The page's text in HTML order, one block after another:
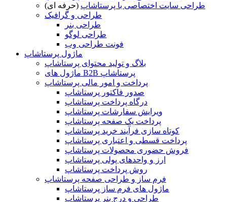
طراحی سایت اختصاصی با پرستاشاپ (حرفه ای)
طراحی و گرافیک
طراحی بنر
طراحی لوگو
فونت طراحی وب
ماژول پرستاشاپ
بلاگ و تولید محتوای پرستاشاپ
ماژول های B2B پرستاشاپ
پرداخت و امور مالی پرستاشاپ
صدور فاکتور پرستاشاپ
درگاه پرداخت پرستاشاپ
ویرایش سفارشات پرستاشاپ
پرداخت یک صفحه پرستاشاپ
کوتاه سازی فرآیند خرید پرستاشاپ
پرداخت قسطی و اعتباری پرستاشاپ
فروش حضوری محصولات پرستاشاپ
ارز و واحدهای پولی پرستاشاپ
روش پرداخت پرستاشاپ
فرم ساز و طراحی صفحه پرستاشاپ
ماژول های فرم ساز پرستاشاپ
طراحی و درج بنر پرستاشاپ